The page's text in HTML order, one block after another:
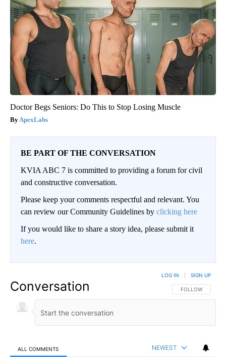
Doctor Begs Seniors: Do This to Stop Losing Muscle
ApexLabs
BE PART OF THE CONVERSATION
KVIA ABC 7 is committed to providing a forum for civil
and constructive conversation.
Please keep your comments respectful and relevant. You
can review our Community Guidelines by clicking here
If you would like to share a story idea, please submit it
here.
Conversation FOLLOW THIS
FOLLOW
LOG IN SIGN UP
ALL COMMENTS NEWEST